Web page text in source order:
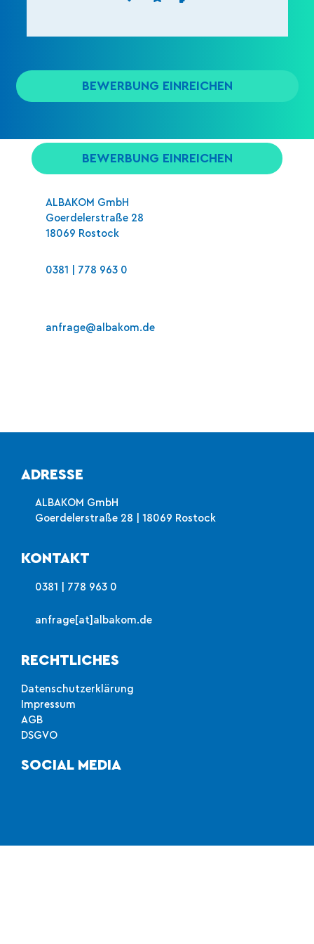
ALBAKOM GmbH
Goerdelerstraße 28
18069 Rostock
0381 | 778 963 0
anfrage@albakom.de
ADRESSE
ALBAKOM GmbH
Goerdelerstraße 28 | 18069 Rostock
KONTAKT
0381 | 778 963 0
anfrage[at]albakom.de
RECHTLICHES
Datenschutzerklärung
Impressum
AGB
DSGVO
SOCIAL MEDIA